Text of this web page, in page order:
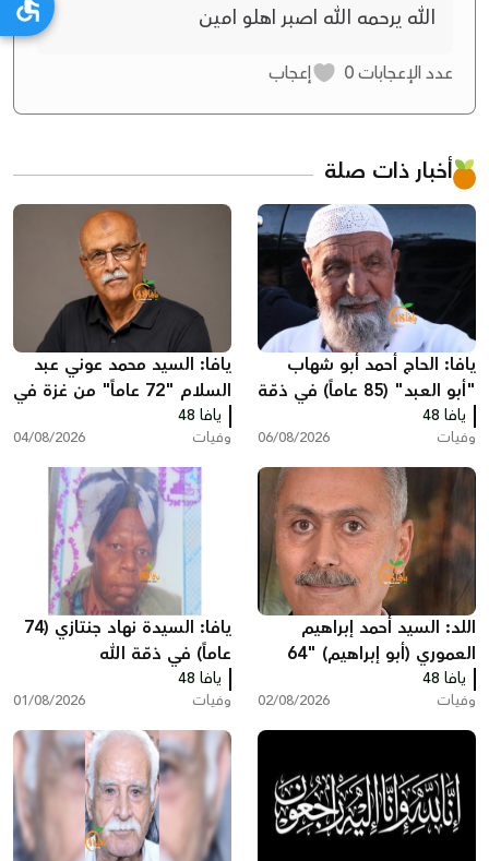
الله يرحمه الله اصبر اهلو امين
عدد الإعجابات إعجاب
أخبار ذات صلة
يافا: الحاج أحمد أبو شهاب
"أبو العبد" (85 عاماً) في ذمّة
الله
يافا 48
وفيات 06/08/2026
يافا: السيد محمد عوني عبد
السلام "72 عاماً" من غزة في
ذمّة الله
يافا 48
وفيات 04/08/2026
اللد: السيد أحمد إبراهيم
العموري (أبو إبراهيم) "64
عاماً" في ذمّة الله
يافا 48
وفيات 02/08/2026
يافا: السيدة نهاد جنتازي (74
عاماً) في ذمّة الله
يافا 48
وفيات 01/08/2026